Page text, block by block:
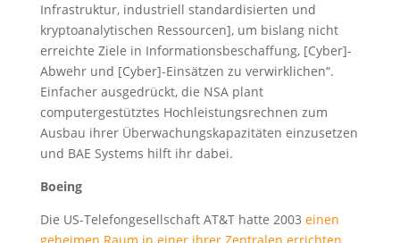
Infrastruktur, industriell standardisierten und
kryptoanalytischen Ressourcen], um bislang nicht
erreichte Ziele in Informationsbeschaffung, [Cyber]-
Abwehr und [Cyber]-Einsätzen zu verwirklichen“.
Einfacher ausgedrückt, die NSA plant
computergestütztes Hochleistungsrechnen zum
Ausbau ihrer Überwachungskapazitäten einzusetzen
und BAE Systems hilft ihr dabei.
Boeing
Die US-Telefongesellschaft AT&T hatte 2003 einen